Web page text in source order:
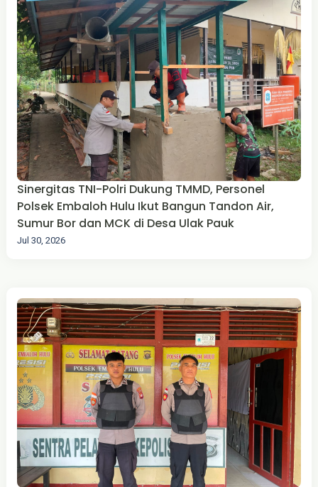
Sinergitas TNI-Polri Dukung TMMD, Personel
Polsek Embaloh Hulu Ikut Bangun Tandon Air,
Sumur Bor dan MCK di Desa Ulak Pauk
Jul 30, 2026